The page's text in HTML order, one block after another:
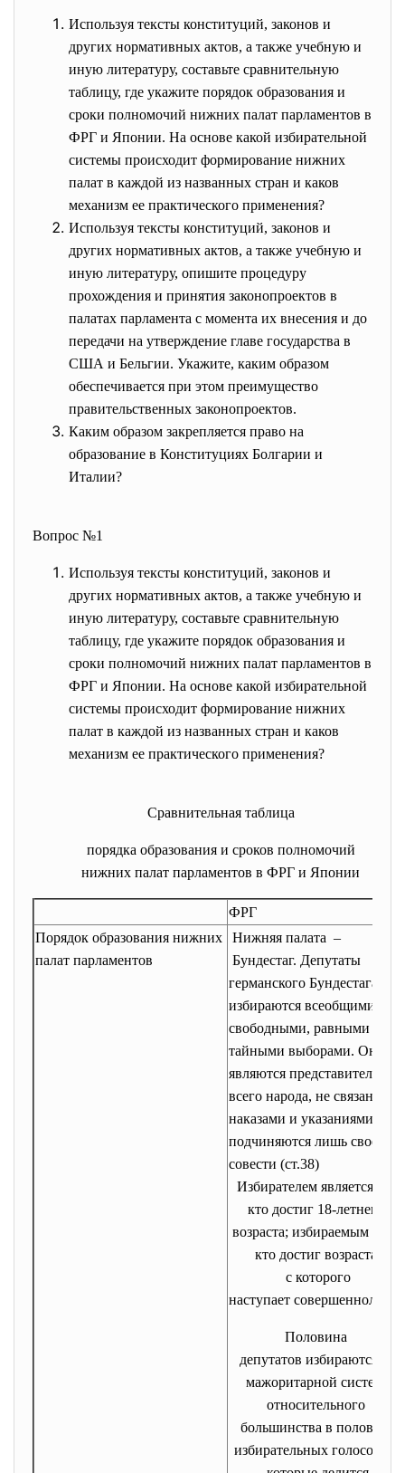
Используя тексты конституций, законов и
других нормативных актов, а также учебную и
иную литературу, составьте сравнительную
таблицу, где укажите порядок образования и
сроки полномочий нижних палат парламентов в
ФРГ и Японии. На основе какой избирательной
системы происходит формирование нижних
палат в каждой из названных стран и каков
механизм ее практического применения?
Используя тексты конституций, законов и
других нормативных актов, а также учебную и
иную литературу, опишите процедуру
прохождения и принятия законопроектов в
палатах парламента с момента их внесения и до
передачи на утверждение главе государства в
США и Бельгии. Укажите, каким образом
обеспечивается при этом преимущество
правительственных законопроектов.
Каким образом закрепляется право на
образование в Конституциях Болгарии и
Италии?
Вопрос №1
Используя тексты конституций, законов и
других нормативных актов, а также учебную и
иную литературу, составьте сравнительную
таблицу, где укажите порядок образования и
сроки полномочий нижних палат парламентов в
ФРГ и Японии. На основе какой избирательной
системы происходит формирование нижних
палат в каждой из названных стран и каков
механизм ее практического применения?
Сравнительная таблица
порядка образования и сроков полномочий
нижних палат парламентов в ФРГ и Японии
ФРГ
Порядок образования нижних
палат парламентов
Нижняя палата –
Бундестаг. Депутаты
германского Бундестага
избираются всеобщими,
свободными, равными и
тайными выборами. Они
являются представителями
всего народа, не связаны
наказами и указаниями и
подчиняются лишь своей
совести (ст.38)
Избирателем является тот,
кто достиг 18-летнего
возраста; избираемым - тот,
кто достиг возраста,
с которого
наступает
Половина
депутатов избираются по
мажоритарной системе
относительного
большинства в половине
избирательных голосов, на